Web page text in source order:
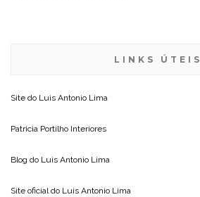
LINKS ÚTEIS
Site do Luis Antonio Lima
Patricia Portilho Interiores
Blog do Luis Antonio Lima
Site oficial do Luis Antonio Lima